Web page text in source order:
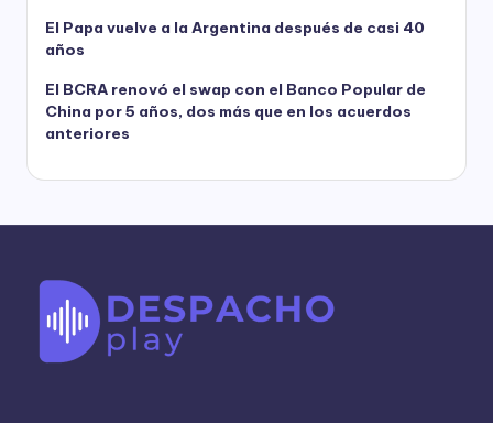
El Papa vuelve a la Argentina después de casi 40
años
El BCRA renovó el swap con el Banco Popular de
China por 5 años, dos más que en los acuerdos
anteriores